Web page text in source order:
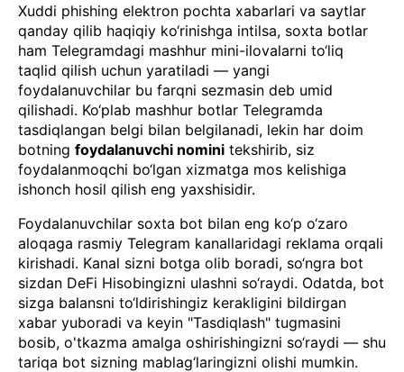
Xuddi phishing elektron pochta xabarlari va saytlar
qanday qilib haqiqiy ko‘rinishga intilsa, soxta botlar
ham Telegramdagi mashhur mini-ilovalarni to‘liq
taqlid qilish uchun yaratiladi — yangi
foydalanuvchilar bu farqni sezmasin deb umid
qilishadi. Ko‘plab mashhur botlar Telegramda
tasdiqlangan belgi bilan belgilanadi, lekin har doim
botning foydalanuvchi nomini tekshirib, siz
foydalanmoqchi bo‘lgan xizmatga mos kelishiga
ishonch hosil qilish eng yaxshisidir.
Foydalanuvchilar soxta bot bilan eng ko‘p o‘zaro
aloqaga rasmiy Telegram kanallaridagi reklama orqali
kirishadi. Kanal sizni botga olib boradi, so‘ngra bot
sizdan DeFi Hisobingizni ulashni so‘raydi. Odatda, bot
sizga balansni to‘ldirishingiz kerakligini bildirgan
xabar yuboradi va keyin "Tasdiqlash" tugmasini
bosib, o'tkazma amalga oshirishingizni so‘raydi — shu
tariqa bot sizning mablag‘laringizni olishi mumkin.